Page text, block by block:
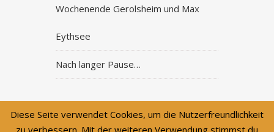
Wochenende Gerolsheim und Max
Eythsee
Nach langer Pause…
Diese Seite verwendet Cookies, um die Nutzerfreundlichkeit
zu verbessern. Mit der weiteren Verwendung stimmst du